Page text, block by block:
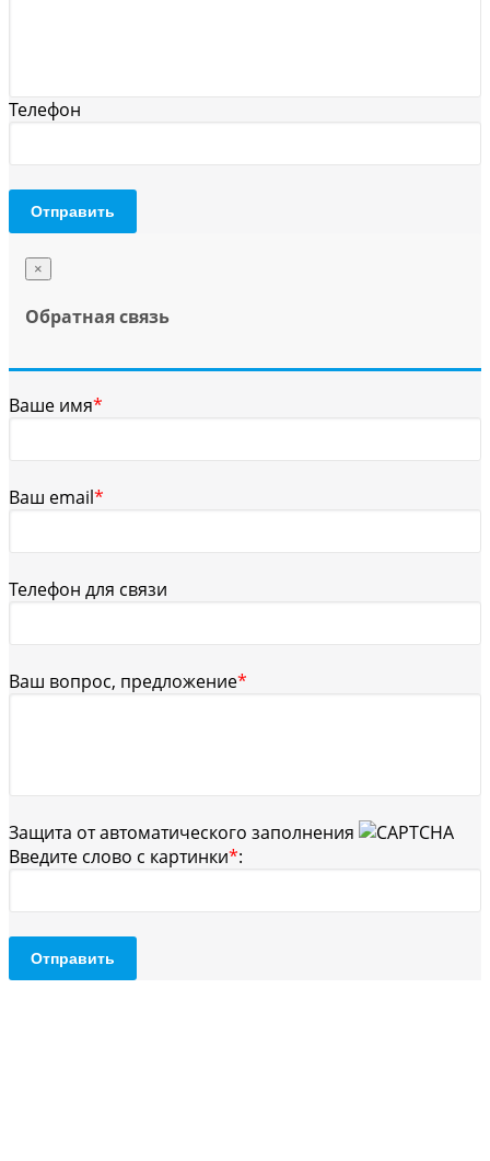
Телефон
Отправить
×
Обратная связь
Ваше имя*
Ваш email*
Телефон для связи
Ваш вопрос, предложение*
Защита от автоматического заполнения
Введите слово с картинки*:
Отправить